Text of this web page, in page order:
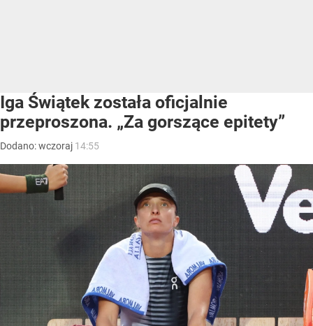
Iga Świątek została oficjalnie
przeproszona. „Za gorszące epitety”
Dodano:wczoraj 14:55